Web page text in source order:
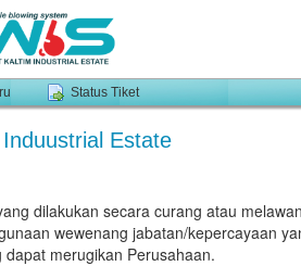
Status Tiket
Estate
dilakukan secara curang atau
wewenang jabatan/kepercayaan
merugikan Perusahaan.